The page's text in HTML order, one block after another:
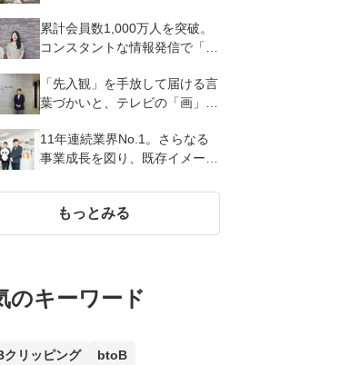
会社温泉道場
累計会員数1,000万人を突破。
コンスタントな情報発信で「楽
ける｜株式会社asken
「先入観」を手放して届ける言
葉づかいと、テレビの「画」を
づくり｜株式会社あみだ池大黒
11年連続業界No.1。さらなる
事業成長を図り、既存イメージ
会社サカイ引越センター
もっとみる
のキーワード
クリッピング
btoB